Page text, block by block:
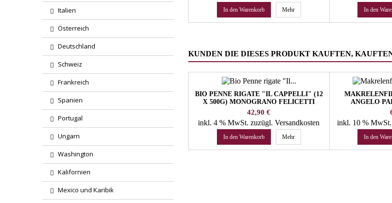
Italien
Österreich
Deutschland
Schweiz
Frankreich
Spanien
Portugal
Ungarn
Washington
Kalifornien
Mexico und Karibik
In den Warenkorb Mehr In den
KUNDEN DIE DIESES PRODUKT KAUFTEN,
BIO PENNE RIGATE "IL CAPPELLI" (12
X 500G) MONOGRANO FELICETTI
PASTA
Preis
42,90 €
inkl. 4 % MwSt.zuzügl. Versandkosten
In den Warenkorb Mehr
ANGELO
inkl. 10 % MwSt.
In den